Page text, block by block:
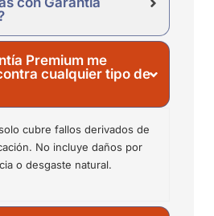
Premium me
cualquier tipo de
cubre fallos derivados de
No incluye daños por
o desgaste natural.